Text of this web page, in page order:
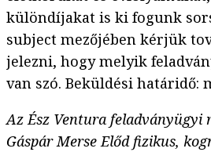
különdíjakat is ki fogunk
subject mezőjében kérjük
jelezni, hogy melyik
van szó. Beküldési határidő:
Az Ész Ventura feladványügyi
Gáspár Merse Előd fizikus,